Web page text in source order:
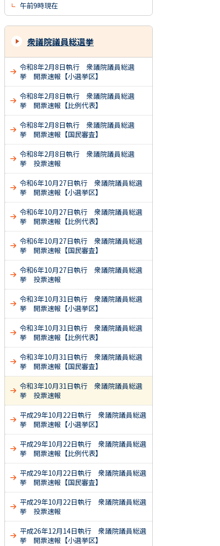
午前9時現在
衆議院議員総選挙
令和8年2月8日執行 衆議院議員総選
挙 開票速報【小選挙区】
令和8年2月8日執行 衆議院議員総選
挙 開票速報【比例代表】
令和8年2月8日執行 衆議院議員総選
挙 開票速報【国民審査】
令和8年2月8日執行 衆議院議員総選
挙 投票速報
令和6年10月27日執行 衆議院議員総選
挙 開票速報【小選挙区】
令和6年10月27日執行 衆議院議員総選
挙 開票速報【比例代表】
令和6年10月27日執行 衆議院議員総選
挙 開票速報【国民審査】
令和6年10月27日執行 衆議院議員総選
挙 投票速報
令和3年10月31日執行 衆議院議員総選
挙 開票速報【小選挙区】
令和3年10月31日執行 衆議院議員総選
挙 開票速報【比例代表】
令和3年10月31日執行 衆議院議員総選
挙 開票速報【国民審査】
令和3年10月31日執行 衆議院議員総選
挙 投票速報
平成29年10月22日執行 衆議院議員総選
挙 開票速報【小選挙区】
平成29年10月22日執行 衆議院議員総選
挙 開票速報【比例代表】
平成29年10月22日執行 衆議院議員総選
挙 開票速報【国民審査】
平成29年10月22日執行 衆議院議員総選
挙 投票速報
平成26年12月14日執行 衆議院議員総選
挙 開票速報【小選挙区】